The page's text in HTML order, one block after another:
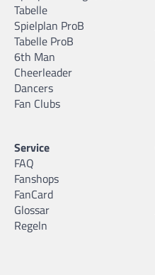
Tabelle
Spielplan ProB
Tabelle ProB
6th Man
Cheerleader
Dancers
Fan Clubs
Service
FAQ
Fanshops
FanCard
Glossar
Regeln